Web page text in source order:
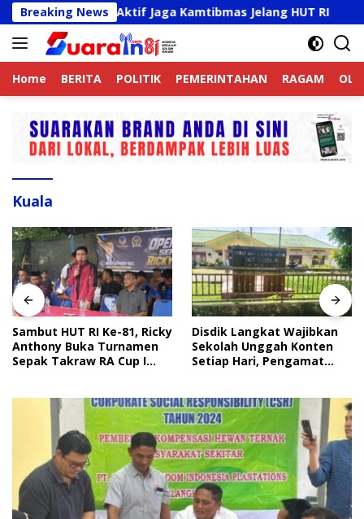
Langsung
ke
konten
Breaking News
Online Aktif Jaga Kamtibmas Jelang HUT RI
Home BERITA POLITIK PEMERINTAHAN RAGAM
Kuala
Sambut HUT RI Ke-81, Ricky
Anthony Buka Turnamen
Sepak Takraw RA Cup I
Disdik Langkat Wajibkan
Sekolah Unggah Konten
Setiap Hari, Pengamat